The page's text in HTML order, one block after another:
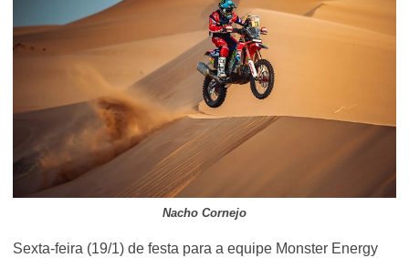
Nacho Cornejo
Sexta-feira (19/1) de festa para a equipe Monster Energy